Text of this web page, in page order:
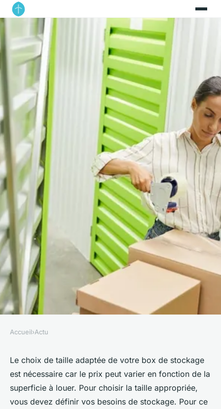
Comment bien choisir la taille
de son box de stockage ?
clarice•23 octobre 2023• 2 min de lecture
Accueil›Actu
Le choix de taille adaptée de votre box de stockage
est nécessaire car le prix peut varier en fonction de la
superficie à louer. Pour choisir la taille appropriée,
vous devez définir vos besoins de stockage. Pour ce